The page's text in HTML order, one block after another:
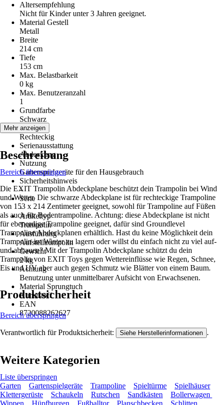
Altersempfehlung
Nicht für Kinder unter 3 Jahren geeignet.
Material Gestell
Metall
Breite
214 cm
Tiefe
153 cm
Max. Belastbarkeit
0 kg
Max. Benutzeranzahl
1
Grundfarbe
Schwarz
Form
Rechteckig
Serienausstattung
Abdeckung
Nutzung
Gartenspielgeräte für den Hausgebrauch
Sicherheitshinweis
-
Serie
-
Artikeltyp
Trampolin
Ausführung
Aufstelltrampolin
Gewicht
2 kg
Achtung
Benutzung unter unmittelbarer Aufsicht von Erwachsenen.
Material Sprungtuch
Kunststoff
EAN
8720088262627
Mehr anzeigen
Beschreibung
Bereich überspringen
Die EXIT Trampolin Abdeckplane beschützt dein Trampolin bei Wind
und Wetter. Die schwarze Abdeckplane ist für rechteckige Trampoline
von 153 x 214 Zentimeter geeignet, sowohl für Trampoline auf Füßen
als auch für Bodentrampoline. Achtung: diese Abdeckplane ist nicht
für ebenerdige Trampoline geeignet, dafür sind Groundlevel
Trampoline Abdeckplanen erhältlich. Hast du keine Möglichkeit dein
Trampolin im Winter zu lagern oder willst du einfach nicht zu viel auf-
und abbauen? Mit der Trampolin Abdeckplane schützt du dein
Trampolin von EXIT Toys gegen Wettereinflüsse wie Regen, Schnee,
Eis und UV aber auch gegen Schmutz wie Blätter von einem Baum.
Produktsicherheit
Bereich überspringen
Verantwortlich für Produktsicherheit: Siehe Herstellerinformationen .
Weitere Kategorien
Liste überspringen
Garten
Gartenspielgeräte Trampoline Spieltürme
Spielhäuser
Klettergerüste
Schaukeln Rutschen Sandkästen
Bollerwagen
Wippen
Hüpfburgen Fußballtor Planschbecken Schlitten